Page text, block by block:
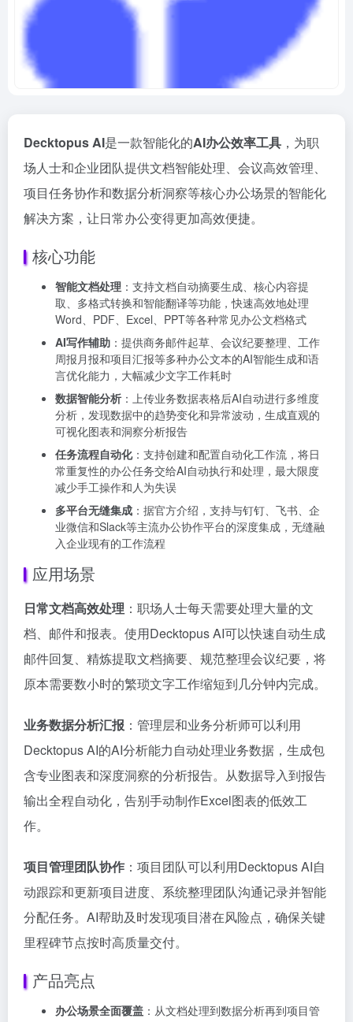
Decktopus AI是一款智能化的AI办公效率工具 ，为职
场人士和企业团队提供文档智能处理、会议高效管理、
项目任务协作和数据分析洞察等核心办公场景的智能化
解决方案，让日常办公变得更加高效便捷。
核心功能
智能文档处理 ：支持文档自动摘要生成、核心内容提
取、多格式转换和智能翻译等功能，快速高效地处理
Word、PDF、Excel、PPT等各种常见办公文档格式
AI写作辅助 ：提供商务邮件起草、会议纪要整理、工作
周报月报和项目汇报等多种办公文本的AI智能生成和语
言优化能力，大幅减少文字工作耗时
数据智能分析 ：上传业务数据表格后AI自动进行多维度
分析，发现数据中的趋势变化和异常波动，生成直观的
可视化图表和洞察分析报告
任务流程自动化：支持创建和配置自动化工作流，将日
常重复性的办公任务交给AI自动执行和处理，最大限度
减少手工操作和人为失误
多平台无缝集成 ：据官方介绍，支持与钉钉、飞书、企
业微信和Slack等主流办公协作平台的深度集成，无缝融
入企业现有的工作流程
应用场景
日常文档高效处理 ：职场人士每天需要处理大量的文
档、邮件和报表。使用Decktopus AI可以快速自动生成
邮件回复、精炼提取文档摘要、规范整理会议纪要，将
原本需要数小时的繁琐文字工作缩短到几分钟内完成。
业务数据分析汇报 ：管理层和业务分析师可以利用
Decktopus AI的AI分析能力自动处理业务数据，生成包
含专业图表和深度洞察的分析报告。从数据导入到报告
输出全程自动化，告别手动制作Excel图表的低效工
作。
项目管理团队协作 ：项目团队可以利用Decktopus AI自
动跟踪和更新项目进度、系统整理团队沟通记录并智能
分配任务。AI帮助及时发现项目潜在风险点，确保关键
里程碑节点按时高质量交付。
产品亮点
办公场景全面覆盖 ：从文档处理到数据分析再到项目管